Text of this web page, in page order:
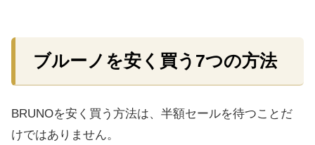
ブルーノを安く買う7つの方法
BRUNOを安く買う方法は、半額セールを待つことだ
けではありません。